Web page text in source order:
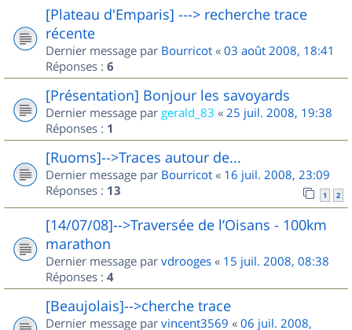
[Plateau d'Emparis] ---> recherche trace
récente
Dernier message par Bourricot « 03 août 2008, 18:41
Réponses : 6
[Présentation] Bonjour les savoyards
Dernier message par gerald_83 « 25 juil. 2008, 19:38
Réponses : 1
[Ruoms]-->Traces autour de...
Dernier message par Bourricot « 16 juil. 2008, 23:09
Réponses : 13 1 2
[14/07/08]-->Traversée de l’Oisans - 100km
marathon
Dernier message par vdrooges « 15 juil. 2008, 08:38
Réponses : 4
[Beaujolais]-->cherche trace
Dernier message par vincent3569 « 06 juil. 2008,